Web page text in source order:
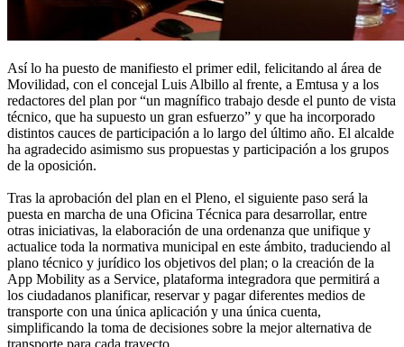
Así lo ha puesto de manifiesto el primer edil, felicitando al área de
Movilidad, con el concejal Luis Albillo al frente, a Emtusa y a los
redactores del plan por “un magnífico trabajo desde el punto de vista
técnico, que ha supuesto un gran esfuerzo” y que ha incorporado
distintos cauces de participación a lo largo del último año. El alcalde
ha agradecido asimismo sus propuestas y participación a los grupos
de la oposición.
Tras la aprobación del plan en el Pleno, el siguiente paso será la
puesta en marcha de una Oficina Técnica para desarrollar, entre
otras iniciativas, la elaboración de una ordenanza que unifique y
actualice toda la normativa municipal en este ámbito, traduciendo al
plano técnico y jurídico los objetivos del plan; o la creación de la
App Mobility as a Service, plataforma integradora que permitirá a
los ciudadanos planificar, reservar y pagar diferentes medios de
transporte con una única aplicación y una única cuenta,
simplificando la toma de decisiones sobre la mejor alternativa de